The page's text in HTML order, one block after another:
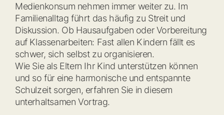
Medienkonsum nehmen immer weiter zu. Im
Familienalltag führt das häufig zu Streit und
Diskussion. Ob Hausaufgaben oder Vorbereitung
auf Klassenarbeiten: Fast allen Kindern fällt es
schwer, sich selbst zu organisieren.
Wie Sie als Eltern Ihr Kind unterstützen können
und so für eine harmonische und entspannte
Schulzeit sorgen, erfahren Sie in diesem
unterhaltsamen Vortrag.